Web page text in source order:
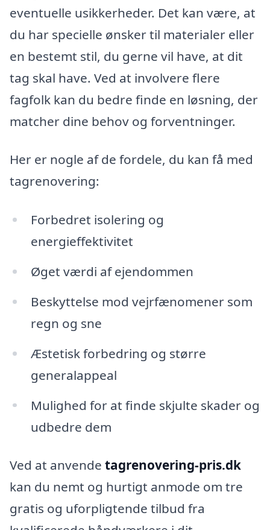
eventuelle usikkerheder. Det kan være, at
du har specielle ønsker til materialer eller
en bestemt stil, du gerne vil have, at dit
tag skal have. Ved at involvere flere
fagfolk kan du bedre finde en løsning, der
matcher dine behov og forventninger.
Her er nogle af de fordele, du kan få med
tagrenovering:
Forbedret isolering og
energieffektivitet
Øget værdi af ejendommen
Beskyttelse mod vejrfænomener som
regn og sne
Æstetisk forbedring og større
generalappeal
Mulighed for at finde skjulte skader og
udbedre dem
Ved at anvende tagrenovering-pris.dk
kan du nemt og hurtigt anmode om tre
gratis og uforpligtende tilbud fra